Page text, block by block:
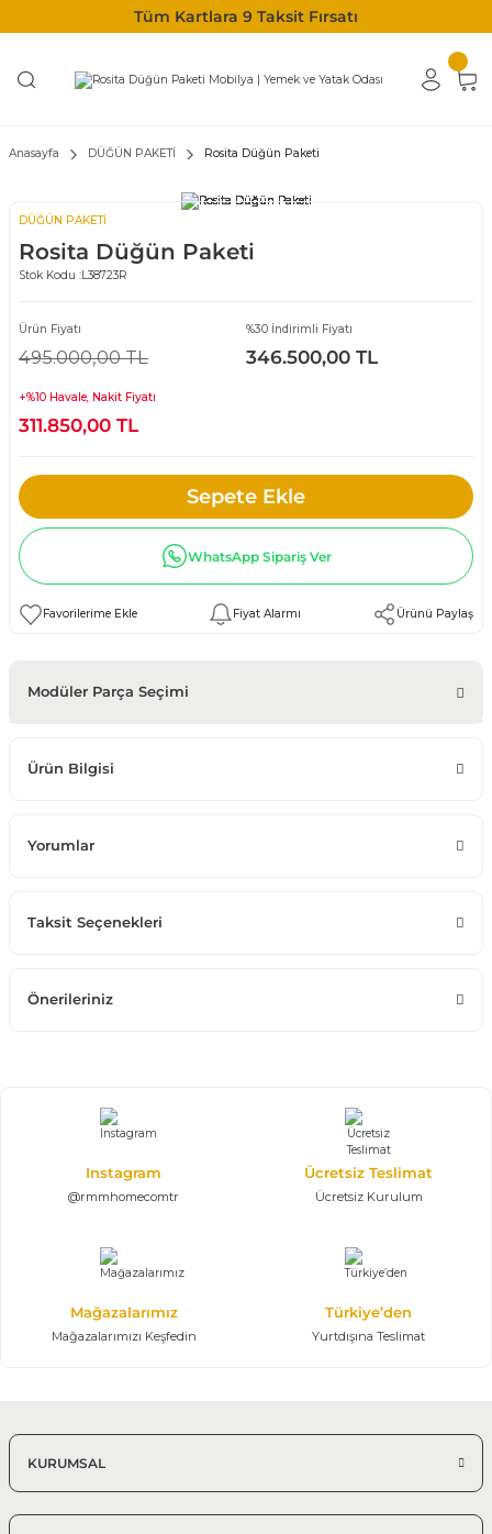
Tüm Kartlara 9 Taksit Fırsatı
Anasayfa DÜĞÜN PAKETİ Rosita Düğün Paketi
DÜĞÜN PAKETİ
Rosita Düğün Paketi
Stok Kodu :L38723R
Ürün Fiyatı
495.000,00 TL
%30 İndirimli Fiyatı
346.500,00 TL
+%10 Havale, Nakit Fiyatı
311.850,00 TL
Sepete Ekle
WhatsApp Sipariş Ver
Fiyat Alarmı Ürünü Paylaş
Modüler Parça Seçimi
Ürün Bilgisi
Yorumlar
Taksit Seçenekleri
Önerileriniz
Instagram
@rmmhomecomtr
Ücretsiz Teslimat
Ücretsiz Kurulum
Mağazalarımız
Mağazalarımızı Keşfedin
Türkiye’den
Yurtdışına Teslimat
KURUMSAL